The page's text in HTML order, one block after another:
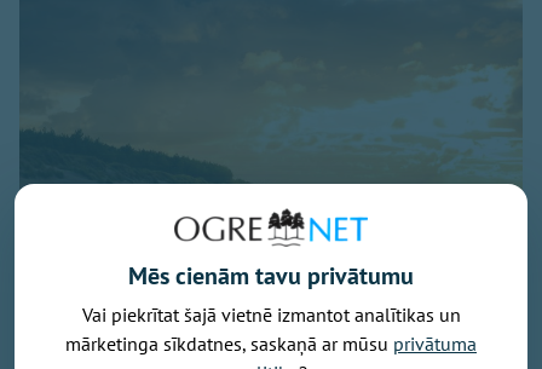
Baltijas jūra, foto - unsplash.com
Mēs cienām tavu privātumu
Vai piekrītat šajā vietnē izmantot analītikas un
mārketinga sīkdatnes, saskaņā ar mūsu privātuma